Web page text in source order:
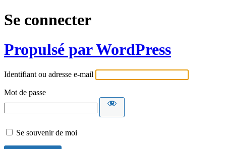
Se connecter
Propulsé par WordPress
Identifiant ou adresse e-mail
Mot de passe
Se souvenir de moi